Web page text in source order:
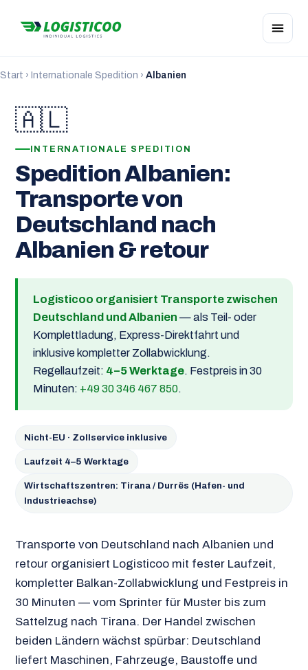
Start › Internationale Spedition › Albanien
🇦🇱
INTERNATIONALE SPEDITION
Spedition Albanien:
Transporte von
Deutschland nach
Albanien & retour
Logisticoo organisiert Transporte zwischen
Deutschland und Albanien — als Teil- oder
Komplettladung, Express-Direktfahrt und
inklusive kompletter Zollabwicklung.
Regellaufzeit: 4–5 Werktage. Festpreis in 30
Minuten: +49 30 346 467 850.
Nicht-EU · Zollservice inklusive
Laufzeit 4–5 Werktage
Wirtschaftszentren: Tirana / Durrës (Hafen- und
Industrieachse)
Transporte von Deutschland nach Albanien und
retour organisiert Logisticoo mit fester Laufzeit,
kompletter Balkan-Zollabwicklung und Festpreis in
30 Minuten — vom Sprinter für Muster bis zum
Sattelzug nach Tirana. Der Handel zwischen
beiden Ländern wächst spürbar: Deutschland
liefert Maschinen, Fahrzeuge, Baustoffe und